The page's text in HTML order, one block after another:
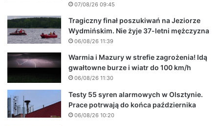
07/08/26 09:45
Tragiczny finał poszukiwań na Jeziorze
Wydmińskim. Nie żyje 37-letni mężczyzna
06/08/26 11:39
Warmia i Mazury w strefie zagrożenia! Idą
gwałtowne burze i wiatr do 100 km/h
06/08/26 11:30
Testy 55 syren alarmowych w Olsztynie.
Prace potrwają do końca października
06/08/26 10:20